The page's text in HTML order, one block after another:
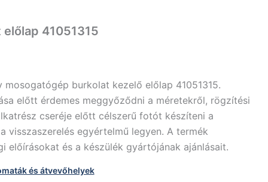
41051315
burkolat kezelő előlap 41051315.
előtt érdemes meggyőződni a méretekről, rögzítési
cseréje előtt célszerű fotót készíteni a
egyértelmű legyen. A termék
és a készülék gyártójának ajánlásait.
és átvevőhelyek